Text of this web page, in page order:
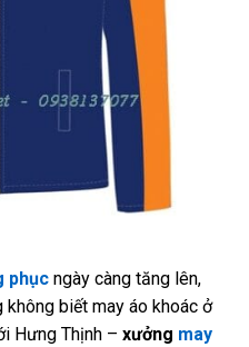
phục ngày càng tăng lên,
biết may áo khoác ở
Hưng Thịnh – xưởng may